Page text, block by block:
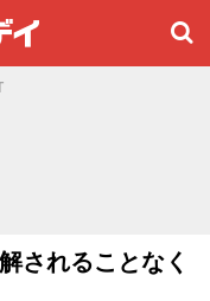
されることなく